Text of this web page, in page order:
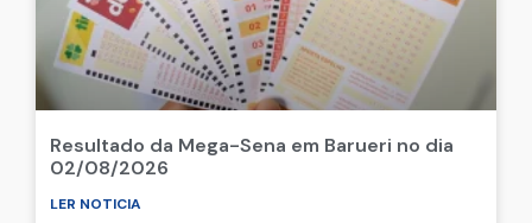
Resultado da Mega-Sena em Barueri no dia
02/08/2026
LER NOTICIA